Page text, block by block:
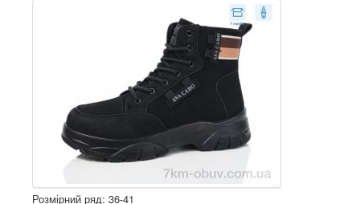
Розмірний ряд: 36-41